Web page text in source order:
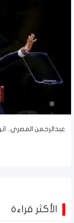
عبدالرحمن المصري..
الأكثر قراءة